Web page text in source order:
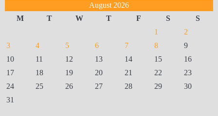
August 2026
M
T W T F S
S
1
2
3
4 5 6 7 8
9
10
11 12 13 14 15
16
17
18 19 20 21 22
23
24
25 26 27 28 29
30
31